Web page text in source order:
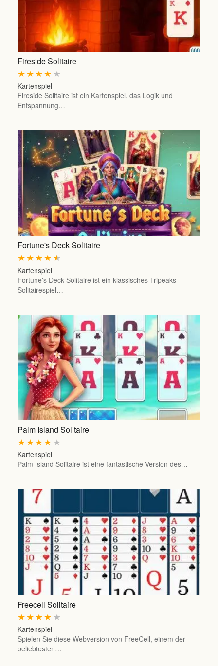
Fireside Solitaire
★
★
★
★
★
Kartenspiel
Fireside Solitaire ist ein Kartenspiel, das Logik und
Entspannung…
Fortune's Deck Solitaire
★
★
★
★
★
Kartenspiel
Fortune's Deck Solitaire ist ein klassisches Tripeaks-
Solitairespiel…
Palm Island Solitaire
★
★
★
★
★
Kartenspiel
Palm Island Solitaire ist eine fantastische Version des…
Freecell Solitaire
★
★
★
★
★
Kartenspiel
Spielen Sie diese Webversion von FreeCell, einem der
beliebtesten…